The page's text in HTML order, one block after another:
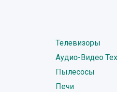
Телевизоры
Аудио-Видео
Пылесосы
Печи